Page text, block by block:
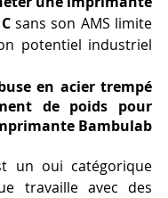
sans son AMS limite
potentiel industriel
en acier trempé
de poids pour
Bambulab
un oui catégorique
travaille avec des